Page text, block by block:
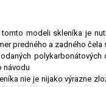
modeli skleníka je
predného a zadného
polykarbonátových
návodu
nie je nijako výrazne